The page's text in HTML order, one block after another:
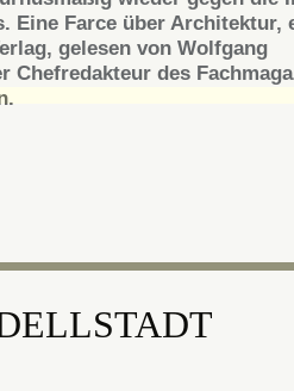
Eine Farce über Architektur,
gelesen von Wolfgang
Chefredakteur des